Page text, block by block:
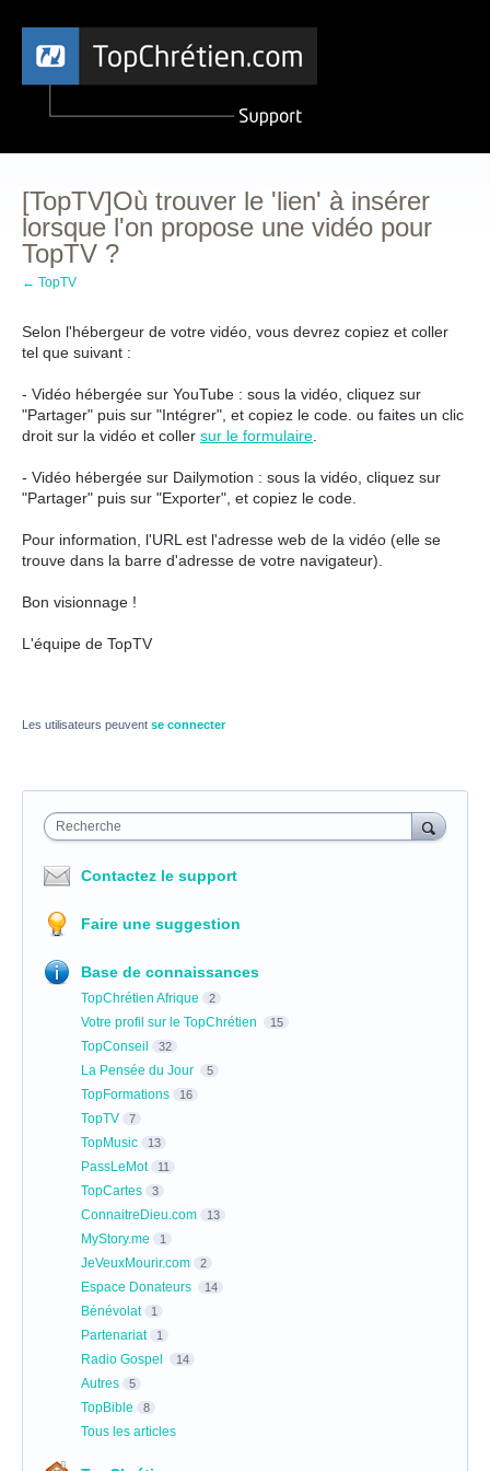
[TopTV]Où trouver le 'lien' à insérer
lorsque l'on propose une vidéo pour
TopTV ?
← TopTV
Selon l'hébergeur de votre vidéo, vous devrez copiez et coller
tel que suivant :
- Vidéo hébergée sur YouTube : sous la vidéo, cliquez sur
"Partager" puis sur "Intégrer", et copiez le code. ou faites un clic
droit sur la vidéo et coller sur le formulaire
- Vidéo hébergée sur Dailymotion : sous la vidéo, cliquez sur
"Partager" puis sur "Exporter", et copiez le code.
Pour information, l'URL est l'adresse web de la vidéo (elle se
trouve dans la barre d'adresse de votre navigateur).
Bon visionnage !
L'équipe de TopTV
Les utilisateurs peuvent se connecter
Recherche
Contactez le support
Faire une suggestion
Base de connaissances
TopChrétien Afrique 2
Votre profil sur le TopChrétien 15
TopConseil 32
La Pensée du Jour 5
TopFormations 16
TopTV 7
TopMusic 13
PassLeMot 11
TopCartes 3
ConnaitreDieu.com 13
MyStory.me 1
JeVeuxMourir.com 2
Espace Donateurs 14
Bénévolat 1
Partenariat 1
Radio Gospel 14
Autres 5
TopBible 8
Tous les articles